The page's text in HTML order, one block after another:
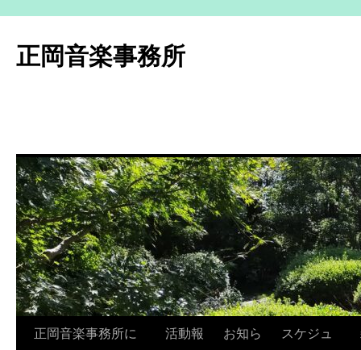
テ
ン
プ
正岡音楽事務所
正岡音楽事務所に
活動報
お知ら
スケジュ